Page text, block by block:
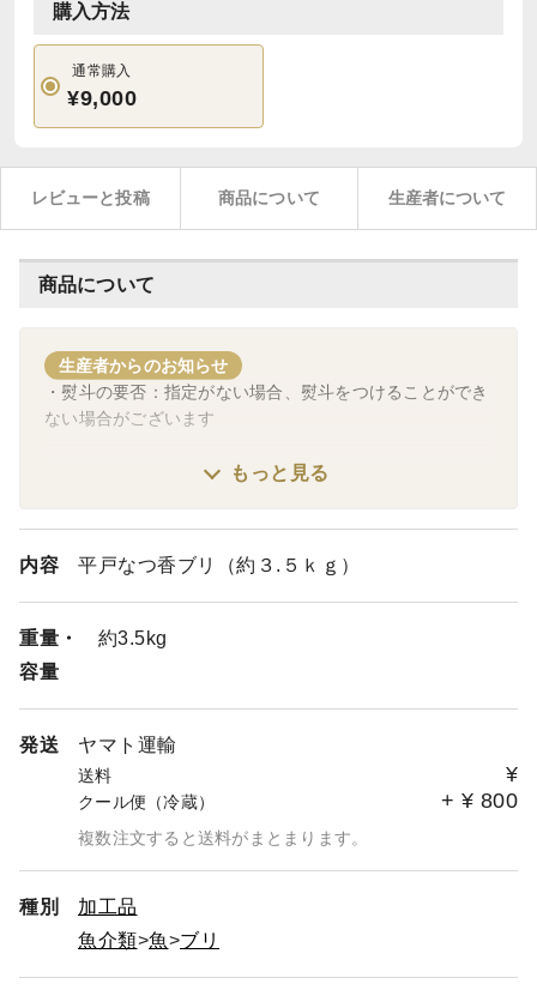
購入方法
通常購入
¥9,000
レビューと投稿 商品について 生産者について
商品について
生産者からのお知らせ
・熨斗の要否：指定がない場合、熨斗をつけることができ
ない場合がございます
・名入れの要否と名前：ご指定ない場合は空欄とさせてい
もっと見る
内容 平戸なつ香ブリ（約３.５ｋｇ）
重量・
容量
約3.5kg
発送 ヤマト運輸
送料 ¥
クール便（冷蔵） + ¥ 800
複数注文すると送料がまとまります。
種別
加工品
魚介類 魚 ブリ